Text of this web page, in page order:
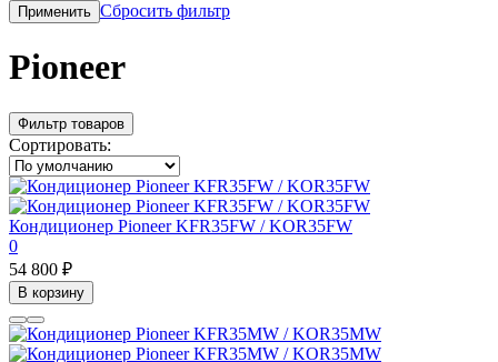
Применить Сбросить фильтр
Pioneer
Фильтр товаров
Сортировать:
Кондиционер Pioneer KFR35FW / KOR35FW
0
54 800 ₽
В корзину